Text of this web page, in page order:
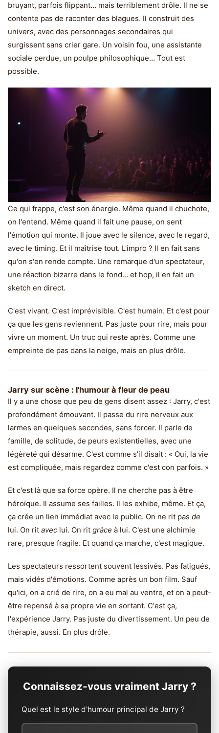
bruyant, parfois flippant… mais terriblement drôle. Il ne se
contente pas de raconter des blagues. Il construit des
univers, avec des personnages secondaires qui
surgissent sans crier gare. Un voisin fou, une assistante
sociale perdue, un poulpe philosophique… Tout est
possible.
Ce qui frappe, c'est son énergie. Même quand il chuchote,
on l'entend. Même quand il fait une pause, on sent
l'émotion qui monte. Il joue avec le silence, avec le regard,
avec le timing. Et il maîtrise tout. L'impro ? Il en fait sans
qu'on s'en rende compte. Une remarque d'un spectateur,
une réaction bizarre dans le fond… et hop, il en fait un
sketch en direct.
C'est vivant. C'est imprévisible. C'est humain. Et c'est pour
ça que les gens reviennent. Pas juste pour rire, mais pour
vivre un moment. Un truc qui reste après. Comme une
empreinte de pas dans la neige, mais en plus drôle.
Jarry sur scène : l'humour à fleur de peau
Il y a une chose que peu de gens disent assez : Jarry, c'est
profondément émouvant. Il passe du rire nerveux aux
larmes en quelques secondes, sans forcer. Il parle de
famille, de solitude, de peurs existentielles, avec une
légèreté qui désarme. C'est comme s'il disait : « Oui, la vie
est compliquée, mais regardez comme c'est con parfois. »
Et c'est là que sa force opère. Il ne cherche pas à être
héroïque. Il assume ses failles. Il les exhibe, même. Et ça,
ça crée un lien immédiat avec le public. On ne rit pas de
lui. On rit avec lui. On rit grâce à lui. C'est une alchimie
rare, presque fragile. Et quand ça marche, c'est magique.
Les spectateurs ressortent souvent lessivés. Pas fatigués,
mais vidés d'émotions. Comme après un bon film. Sauf
qu'ici, on a crié de rire, on a eu mal au ventre, et on a peut-
être repensé à sa propre vie en sortant. C'est ça,
l'expérience Jarry. Pas juste du divertissement. Un peu de
thérapie, aussi. En plus drôle.
Connaissez-vous vraiment Jarry ?
Quel est le style d'humour principal de Jarry ?